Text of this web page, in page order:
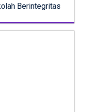
Berintegritas